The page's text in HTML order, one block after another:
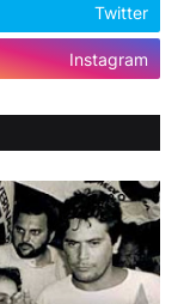
Twitter
Instagram